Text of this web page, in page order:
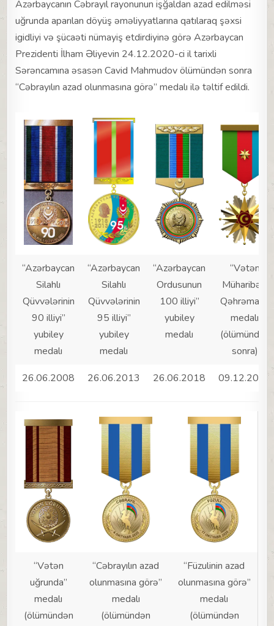
Azərbaycanın Cəbrayıl rayonunun işğaldan azad edilməsi
uğrunda aparılan döyüş əməliyyatlarına qatılaraq şəxsi
igidliyi və şücaəti nümayiş etdirdiyinə görə Azərbaycan
Prezidenti İlham Əliyevin 24.12.2020-ci il tarixli
Sərəncamına əsasən Cavid Mahmudov ölümündən sonra
“Cəbrayılın azad olunmasına görə” medalı ilə təltif edildi.
“Azərbaycan
Silahlı
Qüvvələrinin
90 illiyi”
yubiley
medalı
“Azərbaycan
Silahlı
Qüvvələrinin
95 illiyi”
yubiley
medalı
“Azərbaycan
Ordusunun
100 illiyi”
yubiley
medalı
“Vətən
Müharibəsi
Qəhrəmanı”
medalı
(ölümündən
sonra)
26.06.2008
26.06.2013 26.06.2018 09.12.2020
“Vətən
uğrunda”
medalı
(ölümündən
“Cəbrayılın azad
olunmasına görə”
medalı
(ölümündən
“Füzulinin azad
olunmasına görə”
medalı
(ölümündən